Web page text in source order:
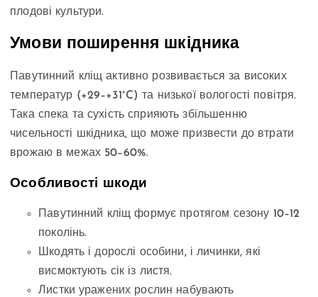
плодові культури.
Умови поширення шкідника
Павутинний кліщ активно розвивається за високих
температур (+29–+31°C) та низької вологості повітря.
Така спека та сухість сприяють збільшенню
чисельності шкідника, що може призвести до втрати
врожаю в межах 50–60%.
Особливості шкоди
Павутинний кліщ формує протягом сезону 10–12
поколінь.
Шкодять і дорослі особини, і личинки, які
висмоктують сік із листя.
Листки уражених рослин набувають